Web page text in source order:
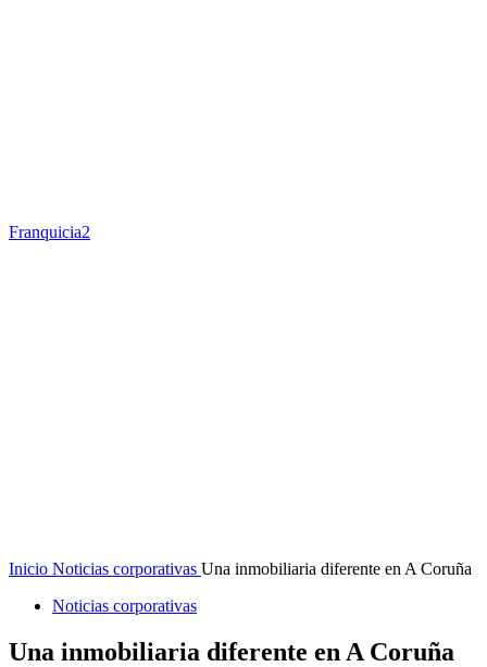
Franquicia2
Inicio Noticias corporativas Una inmobiliaria diferente en A Coruña
Noticias corporativas
Una inmobiliaria diferente en A Coruña